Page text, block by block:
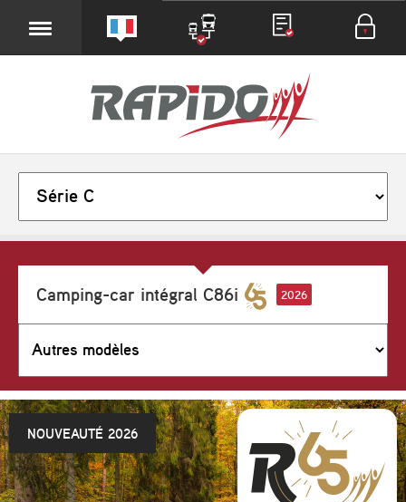
Camping-car intégral C86i 2026
NOUVEAUTÉ 2026